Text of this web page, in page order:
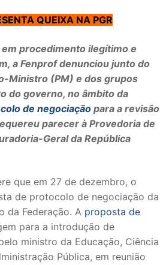
QUEIXA NA PGR
procedimento ilegítimo e
a Fenprof denunciou junto do
Ministro (PM) e dos grupos
do governo, no âmbito da
de negociação para a revisão
parecer à Provedoria de
Geral da República
que em 27 de dezembro, o
de protocolo de negociação da
da Federação. A proposta de
para a introdução de
ministro da Educação, Ciência
Pública, em reunião